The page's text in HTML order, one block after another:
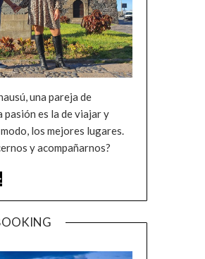
una pareja de
pasión es la de viajar y
los mejores lugares.
y acompañarnos?
:
ruta
el